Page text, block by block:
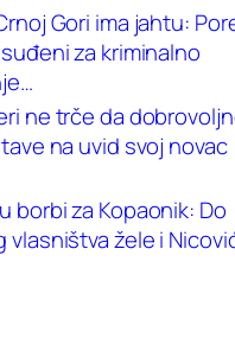
Gori ima jahtu:
za kriminalno
ne trče da
na uvid svoj novac
borbi za Kopaonik: Do
vlasništva žele i